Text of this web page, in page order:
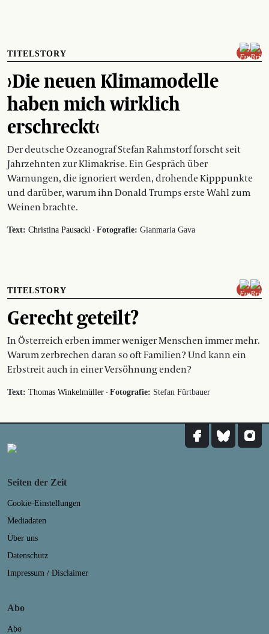
TITELSTORY
›Die neuen Klimamodelle
haben mich wirklich
erschreckt‹
Der deutsche Ozeanograf Stefan Rahmstorf forscht seit
Jahrzehnten zur Klimakrise. Ein Gespräch über
Warnungen, die ignoriert werden, drohende Kipppunkte
und darüber, warum ihn Donald Trumps erste Wahl zum
Weinen brachte.
Text: Christina Pausackl · Fotografie: Gianmaria Gava
TITELSTORY
Gerecht geteilt?
In Österreich erben immer weniger Menschen immer mehr.
Warum zerbrechen daran so oft Familien? Und kann ein
Erbstreit auch in einer Versöhnung enden?
Text: Thomas Winkelmüller · Fotografie: Stefan Fürtbauer
Seiten der Zeit
Cookie-Einstellungen
Mediadaten
Über uns
Datenschutz
Impressum / Disclaimer
Abo
Abo